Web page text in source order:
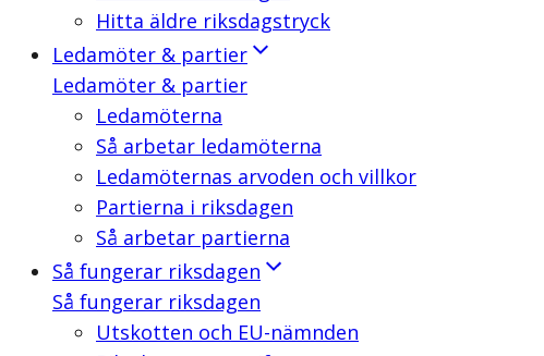
Hitta äldre riksdagstryck
Ledamöter & partier
Ledamöter & partier
Ledamöterna
Så arbetar ledamöterna
Ledamöternas arvoden och villkor
Partierna i riksdagen
Så arbetar partierna
Så fungerar riksdagen
Så fungerar riksdagen
Utskotten och EU-nämnden